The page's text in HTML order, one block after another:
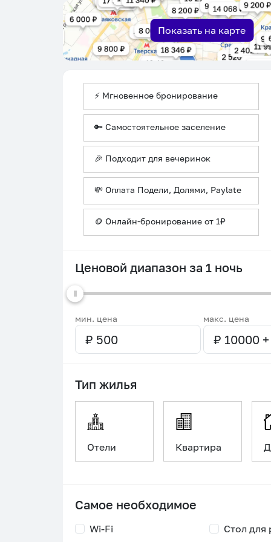
Показать на карте
⚡ Мгновенное бронирование
🔑 Самостоятельное заселение
🎉 Подходит для вечеринок
💸 Оплата Подели, Долями, Paylate
🪙 Онлайн-бронирование от 1₽
Ценовой диапазон за 1 ночь
мин. цена макс. цена
Тип жилья
Отели Квартира
Самое необходимое
Wi-Fi
Стол для